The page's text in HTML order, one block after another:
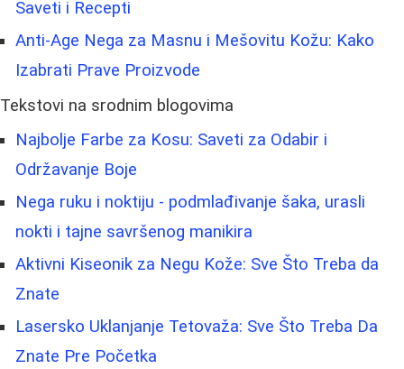
Saveti i Recepti
Anti-Age Nega za Masnu i Mešovitu Kožu: Kako
Izabrati Prave Proizvode
Tekstovi na srodnim blogovima
Najbolje Farbe za Kosu: Saveti za Odabir i
Održavanje Boje
Nega ruku i noktiju - podmlađivanje šaka, urasli
nokti i tajne savršenog manikira
Aktivni Kiseonik za Negu Kože: Sve Što Treba da
Znate
Lasersko Uklanjanje Tetovaža: Sve Što Treba Da
Znate Pre Početka